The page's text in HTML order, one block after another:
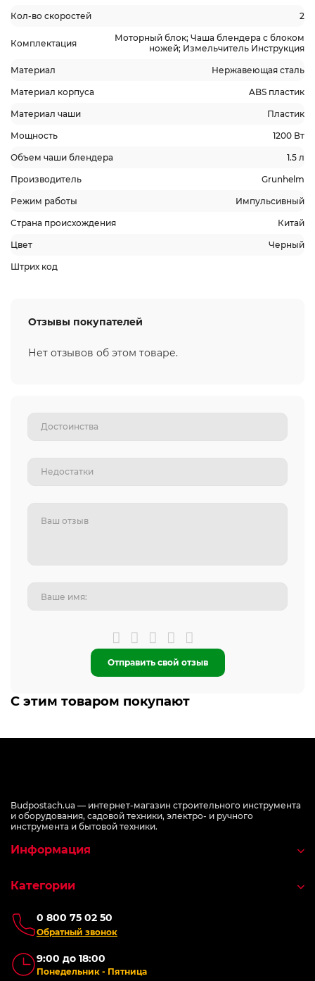
Кол-во скоростей 2
Комплектация
Моторный блок; Чаша блендера с блоком
ножей; Измельчитель Инструкция
Материал Нержавеющая сталь
Материал корпуса ABS пластик
Материал чаши Пластик
Мощность 1200 Вт
Объем чаши блендера 1.5 л
Производитель Grunhelm
Режим работы Импульсивный
Страна происхождения Китай
Цвет Черный
Штрих код
Отзывы покупателей
Нет отзывов об этом товаре.
Отправить свой отзыв
С этим товаром покупают
Budpostach.ua — интернет-магазин строительного инструмента
и оборудования, садовой техники, электро- и ручного
инструмента и бытовой техники.
0 800 75 02 50
Обратный звонок
9:00 до 18:00
Понедельник - Пятница
Информация
Категории